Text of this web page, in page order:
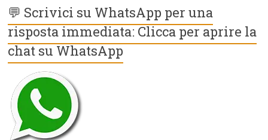
💬 Scrivici su WhatsApp per una
risposta immediata: Clicca per aprire la
chat su WhatsApp